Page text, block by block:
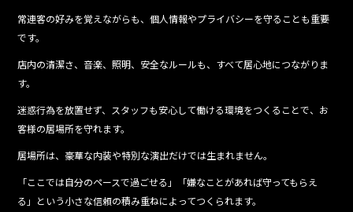
常連客の好みを覚えながらも、個人情報やプライバシーを守ることも重要
です。
店内の清潔さ、音楽、照明、安全なルールも、すべて居心地につながりま
す。
迷惑行為を放置せず、スタッフも安心して働ける環境をつくることで、お
客様の居場所を守れます。
居場所は、豪華な内装や特別な演出だけでは生まれません。
「ここでは自分のペースで過ごせる」「嫌なことがあれば守ってもらえ
る」という小さな信頼の積み重ねによってつくられます。